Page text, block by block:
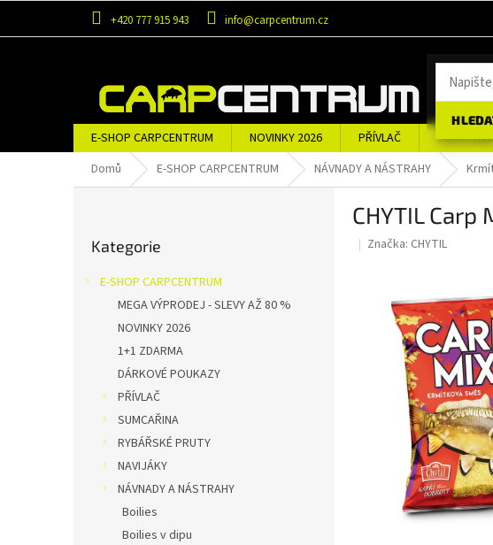
obsah
+420 777 915 943 info@carpcentrum.cz
E-SHOP CARPCENTRUM NOVINKY 2026 PŘÍVLAČ
OBLEČENÍ A OBUV
ZNAČKY
Domů E-SHOP CARPCENTRUM NÁVNADY A NÁSTRAHY
kategorie
Kategorie
E-SHOP CARPCENTRUM
MEGA VÝPRODEJ - SLEVY AŽ 80 %
NOVINKY 2026
1+1 ZDARMA
DÁRKOVÉ POUKAZY
PŘÍVLAČ
SUMCAŘINA
RYBÁŘSKÉ PRUTY
NAVIJÁKY
NÁVNADY A NÁSTRAHY
Boilies
Boilies v dipu
CHYTIL
Značka: CHYTIL